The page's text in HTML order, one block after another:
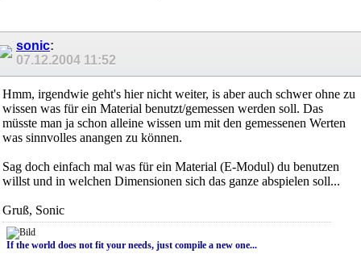
sonic:
07.12.2004 11:52
Hmm, irgendwie geht's hier nicht weiter, is aber auch schwer ohne zu
wissen was für ein Material benutzt/gemessen werden soll. Das
müsste man ja schon alleine wissen um mit den gemessenen Werten
was sinnvolles anangen zu können.
Sag doch einfach mal was für ein Material (E-Modul) du benutzen
willst und in welchen Dimensionen sich das ganze abspielen soll...
Gruß, Sonic
If the world does not fit your needs, just compile a new one...